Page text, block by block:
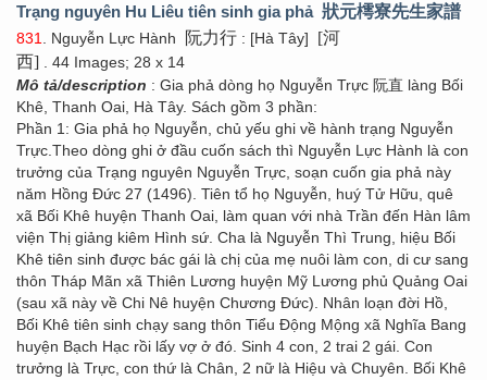
Trạng nguyên Hu Liêu tiên sinh gia phả 狀元樗寮先生家譜
831. Nguyễn Lực Hành 阮力行 : [Hà Tây]
[河
西] . 44 Images; 28 x 14
Mô tả/description : Gia phả dòng họ Nguyễn Trực 阮直 làng Bối
Khê, Thanh Oai, Hà Tây. Sách gồm 3 phần:
Phần 1: Gia phả họ Nguyễn, chủ yếu ghi về hành trạng Nguyễn
Trực.Theo dòng ghi ở đầu cuốn sách thì Nguyễn Lực Hành là con
trưởng của Trạng nguyên Nguyễn Trực, soạn cuốn gia phả này
năm Hồng Đức 27 (1496). Tiên tổ họ Nguyễn, huý Tử Hữu, quê
xã Bối Khê huyện Thanh Oai, làm quan với nhà Trần đến Hàn lâm
viện Thị giảng kiêm Hình sứ. Cha là Nguyễn Thì Trung, hiệu Bối
Khê tiên sinh được bác gái là chị của mẹ nuôi làm con, di cư sang
thôn Tháp Mãn xã Thiên Lương huyện Mỹ Lương phủ Quảng Oai
(sau xã này về Chi Nê huyện Chương Đức). Nhân loạn đời Hồ,
Bối Khê tiên sinh chạy sang thôn Tiểu Động Mộng xã Nghĩa Bang
huyện Bạch Hạc rồi lấy vợ ở đó. Sinh 4 con, 2 trai 2 gái. Con
trưởng là Trực, con thứ là Chân, 2 nữ là Hiệu và Chuyên. Bối Khê